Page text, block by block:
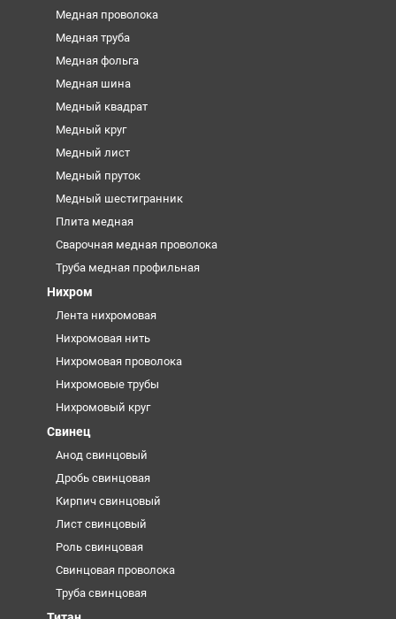
Медная проволока
Медная труба
Медная фольга
Медная шина
Медный квадрат
Медный круг
Медный лист
Медный пруток
Медный шестигранник
Плита медная
Сварочная медная проволока
Труба медная профильная
Нихром
Лента нихромовая
Нихромовая нить
Нихромовая проволока
Нихромовые трубы
Нихромовый круг
Свинец
Анод свинцовый
Дробь свинцовая
Кирпич свинцовый
Лист свинцовый
Роль свинцовая
Свинцовая проволока
Труба свинцовая